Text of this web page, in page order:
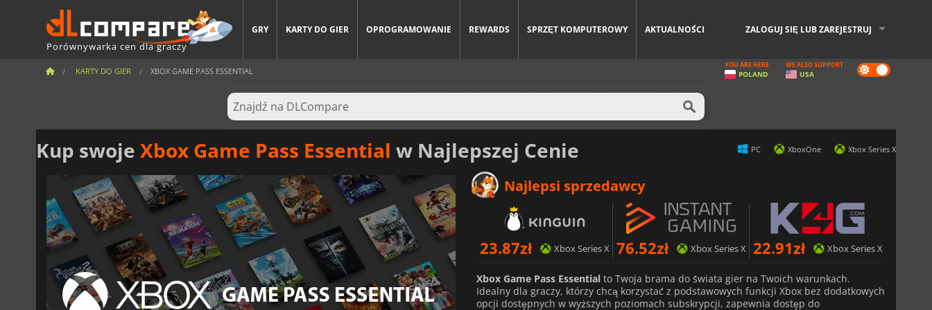
Porównywarka cen dla graczy
GRY KARTY DO GIER OPROGRAMOWANIE REWARDS SPRZĘT KOMPUTEROWY AKTUALNOŚCI ZALOGUJ SIĘ LUB ZAREJESTRUJ
KARTY DO GIER XBOX GAME PASS ESSENTIAL Dark
mode
YOU ARE HERE
POLAND
WE ALSO SUPPORT
USA
Kup swoje Xbox Game Pass Essential w Najlepszej Cenie PC XboxOne Xbox Series X
Najlepsi sprzedawcy
23.87zł Xbox Series X 76.52zł Xbox Series X 22.91zł Xbox Series X
Xbox Game Pass Essential to Twoja brama do świata gier na Twoich warunkach.
Idealny dla graczy, którzy chcą korzystać z podstawowych funkcji Xbox bez dodatkowych
opcji dostępnych w wyższych poziomach subskrypcji, zapewnia dostęp do